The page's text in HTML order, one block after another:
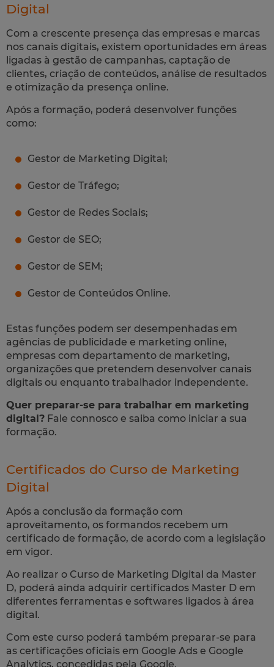
Digital
Com a crescente presença das empresas e marcas
nos canais digitais, existem oportunidades em áreas
ligadas à gestão de campanhas, captação de
clientes, criação de conteúdos, análise de resultados
e otimização da presença online.
Após a formação, poderá desenvolver funções
como:
Gestor de Marketing Digital;
Gestor de Tráfego;
Gestor de Redes Sociais;
Gestor de SEO;
Gestor de SEM;
Gestor de Conteúdos Online.
Estas funções podem ser desempenhadas em
agências de publicidade e marketing online,
empresas com departamento de marketing,
organizações que pretendem desenvolver canais
digitais ou enquanto trabalhador independente.
Quer preparar-se para trabalhar em marketing
digital? Fale connosco e saiba como iniciar a sua
formação.
Certificados do Curso de Marketing
Digital
Após a conclusão da formação com
aproveitamento, os formandos recebem um
certificado de formação, de acordo com a legislação
em vigor.
Ao realizar o Curso de Marketing Digital da Master
D, poderá ainda adquirir certificados Master D em
diferentes ferramentas e softwares ligados à área
digital.
Com este curso poderá também preparar-se para
as certificações oficiais em Google Ads e Google
Analytics, concedidas pela Google.